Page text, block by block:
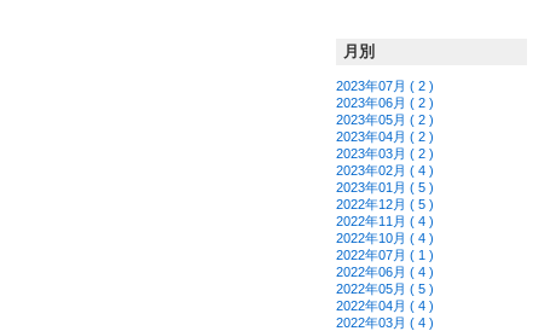
月別
2023年07月 ( 2 )
2023年06月 ( 2 )
2023年05月 ( 2 )
2023年04月 ( 2 )
2023年03月 ( 2 )
2023年02月 ( 4 )
2023年01月 ( 5 )
2022年12月 ( 5 )
2022年11月 ( 4 )
2022年10月 ( 4 )
2022年07月 ( 1 )
2022年06月 ( 4 )
2022年05月 ( 5 )
2022年04月 ( 4 )
2022年03月 ( 4 )